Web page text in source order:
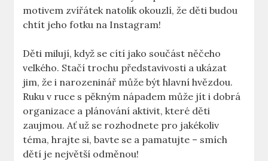
motivem zvířátek natolik okouzlí, že ​děti budou
chtít jeho fotku na Instagram!
Děti milují, když se cítí jako součást ‌něčeho
velkého. Stačí trochu představivosti a ukázat
jim, že i narozeninář může být hlavní hvězdou.
Ruku v ruce s pěkným nápadem může jít i dobrá
organizace a plánování aktivit, které děti
zaujmou. Ať už se rozhodnete⁢ pro jakékoliv
téma, ​hrajte si, bavte se a pamatujte​ – smích
dětí je největší odměnou!